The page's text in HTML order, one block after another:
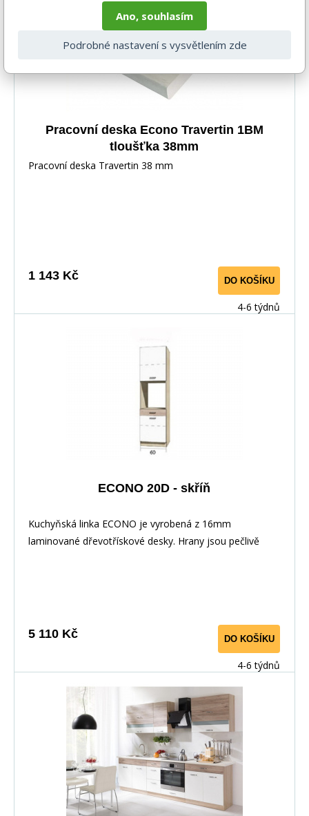
Pracovní deska Econo Travertin 1BM
tloušťka 38mm
Pracovní deska Travertin 38 mm
1 143 Kč DO KOŠÍKU
4-6 týdnů
ECONO 20D - skříň
Kuchyňská linka ECONO je vyrobená z 16mm
laminované dřevotřískové desky. Hrany jsou pečlivě
pracovní desku na každou skříňku zvlášť, nebo vcelku (
max. délka je 3m ), hloubka desky je 60 cm. Pracovní
deska není v ceně skříňky. Materiál: : vysoce kvalitní
Korpus: Dub Sonoma : Dvířka: San Remo + Bílá :
Pracovní deska v barvě traventin
5 110 Kč DO KOŠÍKU
4-6 týdnů
Ano, souhlasím
Podrobné nastavení s vysvětlením zde